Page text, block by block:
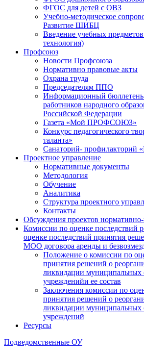
ФГОС для детей с ОВЗ
Учебно-методическое
Развитие ШИБЦ
Введение учебных
технология)
Профсоюз
Новости Профсоюза
Нормативно правовые акты
Охрана труда
Председателям ППО
Информационный
работников народного
Российской Федерации
Газета «Мой ПРОФСОЮЗ»
Конкурс педагогического
таланта»
Санаторий- профилакторий
Проектное управление
Нормативные документы
Методология
Обучение
Аналитика
Структура проектного
Контакты
Обсуждения проектов
Комиссии по оценке последствий
оценке последствий принятия
МОО договора аренды и
Положение о комиссии по
принятия решений о
ликвидации муниципальных
учрежденийи ее состав
Заключения комиссии по
принятия решений о
ликвидации муниципальных
учреждений
Ресурсы
Подведомственные ОУ